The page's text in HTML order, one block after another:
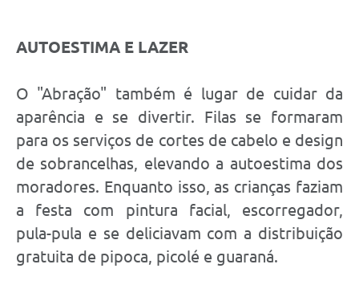
AUTOESTIMA E LAZER
O "Abração" também é lugar de cuidar da
aparência e se divertir. Filas se formaram
para os serviços de cortes de cabelo e design
de sobrancelhas, elevando a autoestima dos
moradores. Enquanto isso, as crianças faziam
a festa com pintura facial, escorregador,
pula-pula e se deliciavam com a distribuição
gratuita de pipoca, picolé e guaraná.